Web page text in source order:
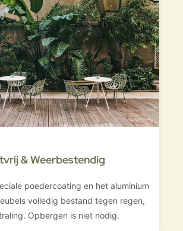
& Weerbestendig
poedercoating en het aluminium
volledig bestand tegen regen,
Opbergen is niet nodig.